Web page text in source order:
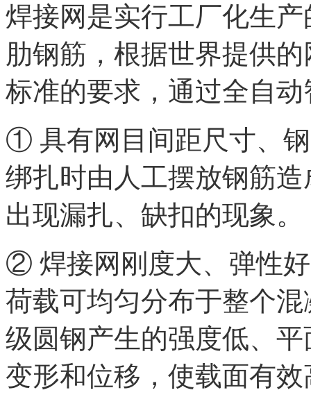
焊接网是实行工厂化生
肋钢筋，根据世界提供
标准的要求，通过全自
① 具有网目间距尺寸、
绑扎时由人工摆放钢筋
出现漏扎、缺扣的现象。
② 焊接网刚度大、弹性
荷载可均匀分布于整个
级圆钢产生的强度低、
变形和位移，使载面有